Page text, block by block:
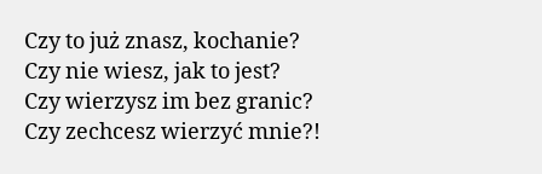
Czy to już znasz, kochanie?
Czy nie wiesz, jak to jest?
Czy wierzysz im bez granic?
Czy zechcesz wierzyć mnie?!